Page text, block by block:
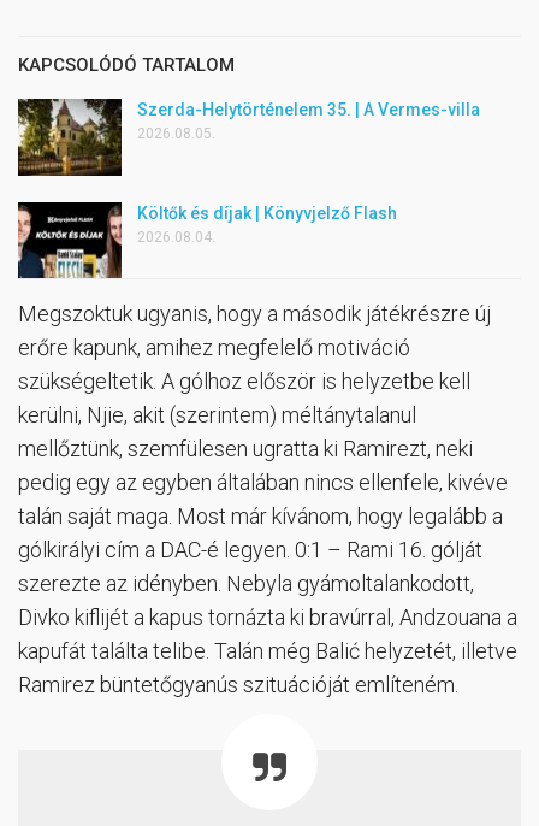
KAPCSOLÓDÓ TARTALOM
Szerda-Helytörténelem 35. | A Vermes-villa
2026.08.05.
Költők és díjak | Könyvjelző Flash
2026.08.04.
Megszoktuk ugyanis, hogy a második játékrészre új
erőre kapunk, amihez megfelelő motiváció
szükségeltetik. A gólhoz először is helyzetbe kell
kerülni, Njie, akit (szerintem) méltánytalanul
mellőztünk, szemfülesen ugratta ki Ramirezt, neki
pedig egy az egyben általában nincs ellenfele, kivéve
talán saját maga. Most már kívánom, hogy legalább a
gólkirályi cím a DAC-é legyen. 0:1 – Rami 16. gólját
szerezte az idényben. Nebyla gyámoltalankodott,
Divko kiflijét a kapus tornázta ki bravúrral, Andzouana a
kapufát találta telibe. Talán még Balić helyzetét, illetve
Ramirez büntetőgyanús szituációját említeném.